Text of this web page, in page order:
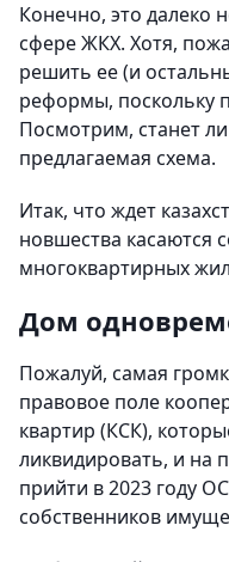
Конечно, это далеко
сфере ЖКХ. Хотя,
решить ее (и
реформы, поскольку
Посмотрим, станет
предлагаемая схема.
Итак, что ждет
новшества касаются
многоквартирных
Дом
Пожалуй, самая
правовое поле
квартир (КСК),
ликвидировать, и на
прийти в 2023 году
собственников